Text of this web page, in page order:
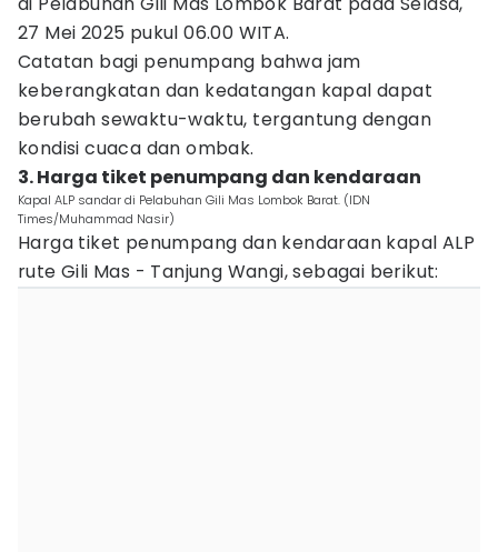
27 Mei 2025 pukul 06.00 WITA.
Catatan bagi penumpang bahwa jam
keberangkatan dan kedatangan kapal dapat
berubah sewaktu-waktu, tergantung dengan
kondisi cuaca dan ombak.
3. Harga tiket penumpang dan kendaraan
Kapal ALP sandar di Pelabuhan Gili Mas Lombok Barat. (IDN
Times/Muhammad Nasir)
Harga tiket penumpang dan kendaraan kapal ALP
rute Gili Mas - Tanjung Wangi, sebagai berikut: